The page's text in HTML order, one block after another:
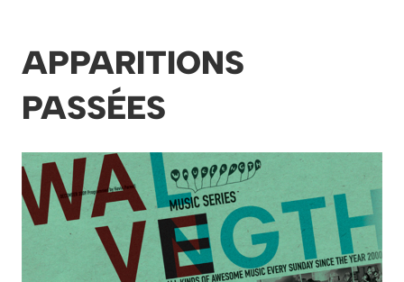
APPARITIONS
PASSÉES